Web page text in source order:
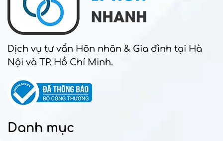
Dịch vụ tư vấn Hôn nhân & Gia đình tại Hà
Nội và TP. Hồ Chí Minh.
Danh mục